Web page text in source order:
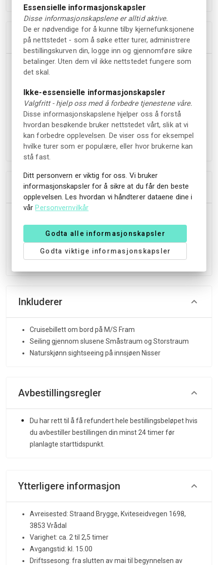
Høydepunkter
Seil om bord i en historisk veteranbåt fra 1909
Passér gjennom Nord-Europas høyestliggende sluser
(Småstraum og Storstraum)
Cruise over Nisser, den største innsjøen i Telemark
Naturskjønn utsikt over øyer, skogkledde åser og Vrådal
golfbane fra vannet
Besøk det lille slusemuseet ved Småstraum
Friluftsopplevelse fra dekk
Tillegg
Lei hele båten for private grupper (opptil 90
passasjerer, tilgjengelig på forespørsel)
Kombiner med overnatting på Straand Hotel for en full
pakkeopplevelse
Inkluderer
Cruisebillett om bord på M/S Fram
Seiling gjennom slusene Småstraum og Storstraum
Naturskjønn sightseeing på innsjøen Nisser
Avbestillingsregler
Du har rett til å få refundert hele bestillingsbeløpet hvis
du avbestiller bestillingen din minst 24 timer før
planlagte starttidspunkt.
Ytterligere informasjon
Avreisested: Straand Brygge, Kviteseidvegen 1698,
3853 Vrådal
Varighet: ca. 2 til 2,5 timer
Avgangstid: kl. 15.00
Driftssesong: fra slutten av mai til begynnelsen av
Essensielle informasjonskapsler
Disse informasjonskapslene er alltid aktive.
De er nødvendige for å kunne tilby kjernefunksjonene
på nettstedet - som å søke etter turer, administrere
bestillingskurven din, logge inn og gjennomføre sikre
betalinger. Uten dem vil ikke nettstedet fungere som
det skal.
Ikke-essensielle informasjonskapsler
Valgfritt - hjelp oss med å forbedre tjenestene våre.
Disse informasjonskapslene hjelper oss å forstå
hvordan besøkende bruker nettstedet vårt, slik at vi
kan forbedre opplevelsen. De viser oss for eksempel
hvilke turer som er populære, eller hvor brukerne kan
stå fast.
Ditt personvern er viktig for oss. Vi bruker
informasjonskapsler for å sikre at du får den beste
opplevelsen. Les hvordan vi håndterer dataene dine i
vårPersonvernvilkår
Godta alle informasjonskapsler
Godta viktige informasjonskapsler